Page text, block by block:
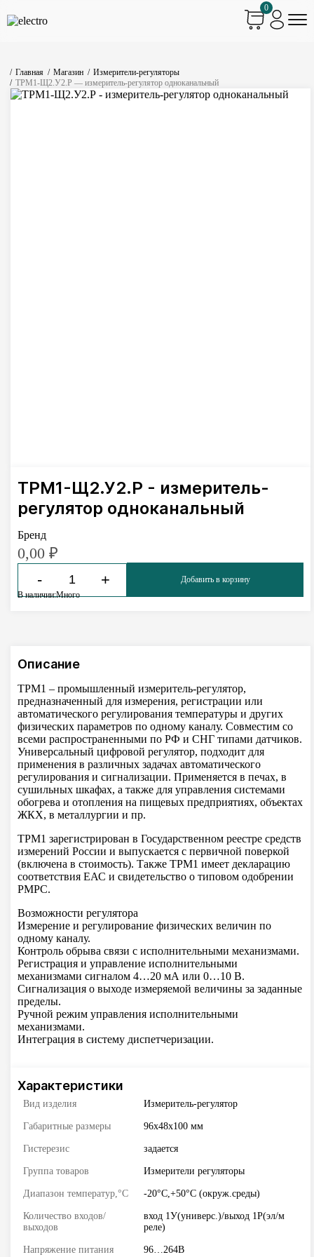
0
Главная Магазин
Измерители-регуляторы
ТРМ1-Щ2.У2.Р — измеритель-регулятор одноканальный
ТРМ1-Щ2.У2.Р - измеритель-
регулятор одноканальный
Бренд
0,00 ₽
-
+
Добавить в корзину
В наличии:Много
Описание
ТРМ1 – промышленный измеритель-регулятор,
предназначенный для измерения, регистрации или
автоматического регулирования температуры и других
физических параметров по одному каналу. Совместим со
всеми распространенными по РФ и СНГ типами датчиков.
Универсальный цифровой регулятор, подходит для
применения в различных задачах автоматического
регулирования и сигнализации. Применяется в печах, в
сушильных шкафах, а также для управления системами
обогрева и отопления на пищевых предприятиях, объектах
ЖКХ, в металлургии и пр.
ТРМ1 зарегистрирован в Государственном реестре средств
измерений России и выпускается с первичной поверкой
(включена в стоимость). Также ТРМ1 имеет декларацию
соответствия ЕАС и свидетельство о типовом одобрении
РМРС.
Возможности регулятора
Измерение и регулирование физических величин по
одному каналу.
Контроль обрыва связи с исполнительными механизмами.
Регистрация и управление исполнительными
механизмами сигналом 4…20 мА или 0…10 В.
Сигнализация о выходе измеряемой величины за заданные
пределы.
Ручной режим управления исполнительными
механизмами.
Интеграция в систему диспетчеризации.
Характеристики
Вид изделия Измеритель-регулятор
Габаритные размеры 96х48х100 мм
Гистерезис задается
Группа товаров Измерители регуляторы
Диапазон температур,°С -20°C,+50°C (окруж.среды)
Количество входов/
выходов
вход 1У(универс.)/выход 1Р(эл/м
реле)
Напряжение питания 96…264В